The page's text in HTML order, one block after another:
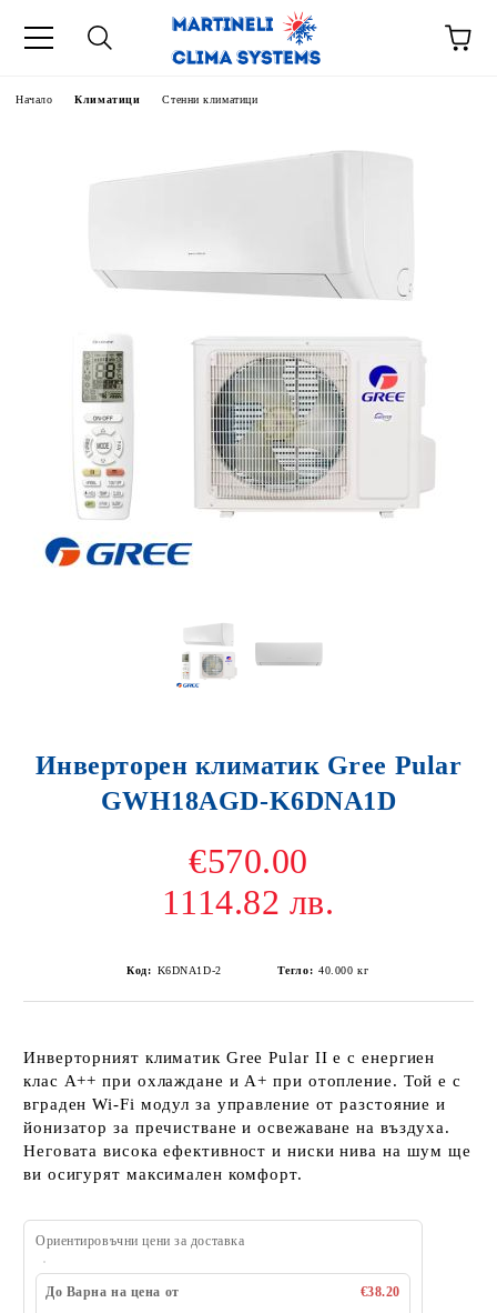
Начало Климатици Стенни климатици
Инверторен климатик Gree Pular
GWH18AGD-K6DNA1D
€570.00
1114.82 лв.
Код: K6DNA1D-2 Тегло: 40.000 кг
Инверторният климатик Gree Pular II е с енергиен
клас А++ при охлаждане и А+ при отопление. Той е с
вграден Wi-Fi модул за управление от разстояние и
йонизатор за пречистване и освежаване на въздуха.
Неговата висока ефективност и ниски нива на шум ще
ви осигурят максимален комфорт.
Ориентировъчни цени за доставка
До Варна на цена от
€38.20